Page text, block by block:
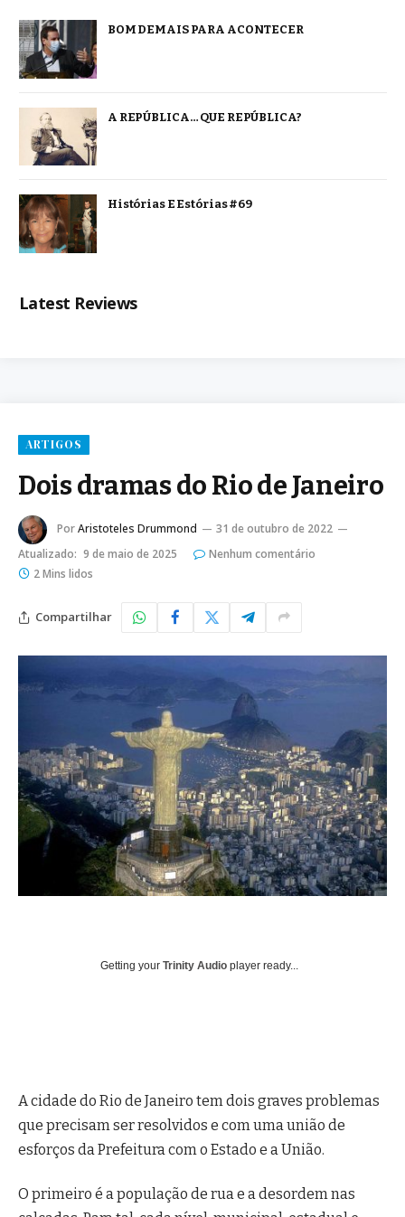
BOM DEMAIS PARA ACONTECER
A REPÚBLICA… QUE REPÚBLICA?
Histórias E Estórias #69
Latest Reviews
ARTIGOS
Dois dramas do Rio de Janeiro
PorAristoteles Drummond
31 de outubro de 2022
Atualizado: 9 de maio de 2025
Nenhum comentário
2 Mins lidos
Compartilhar
Getting your Trinity Audio player ready...
A cidade do Rio de Janeiro tem dois graves problemas
que precisam ser resolvidos e com uma união de
esforços da Prefeitura com o Estado e a União.
O primeiro é a população de rua e a desordem nas